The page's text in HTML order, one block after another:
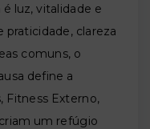
é luz, vitalidade e
clareza
comuns, o
define a
Fitness Externo,
um refúgio